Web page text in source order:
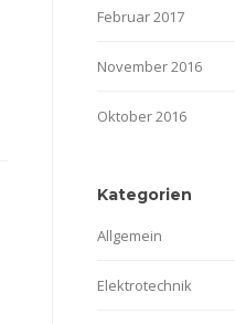
Februar 2017
November 2016
Oktober 2016
Kategorien
Allgemein
Elektrotechnik